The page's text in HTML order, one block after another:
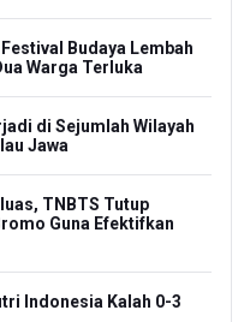
Budaya Lembah
Warga Terluka
di Sejumlah Wilayah
Jawa
TNBTS Tutup
Guna Efektifkan
Indonesia Kalah 0-3